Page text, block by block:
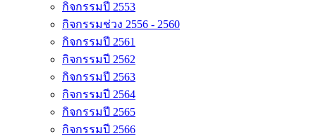
กิจกรรมปี 2553
กิจกรรมช่วง 2556 - 2560
กิจกรรมปี 2561
กิจกรรมปี 2562
กิจกรรมปี 2563
กิจกรรมปี 2564
กิจกรรมปี 2565
กิจกรรมปี 2566